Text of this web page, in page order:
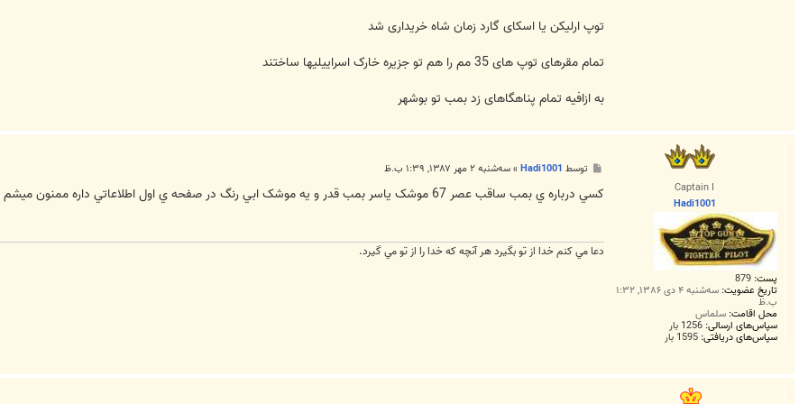
توپ ارليکن يا اسکای گارد زمان شاه خريداری شد
تمام مقرهای توپ های 35 مم را هم تو جزيره خارک اسراييليها ساختند
به ازافيه تمام پناهگاهای زد بمب تو بوشهر
Captain I
Hadi1001
پست: 879
تاریخ عضویت: سه‌شنبه ۴ دی ۱۳۸۶, ۱:۳۲
ب.ظ
محل اقامت: سلماس
سپاس‌های ارسالی: 1256 بار
سپاس‌های دریافتی: 1595 بار
ت
توسط Hadi1001
»سه‌شنبه ۲ مهر ۱۳۸۷, ۱:۳۹ ب.ظ
کسي درباره ي بمب ساقب عصر 67 موشک ياسر بمب قدر و يه موشک ابي رنگ در صفحه ي اول اطلاعاتي داره ممنون ميشم اطلاعاتي در اين باره به ما بديد
دعا مي كنم خدا از تو بگيرد هر آنچه كه خدا را از تو مي گيرد.